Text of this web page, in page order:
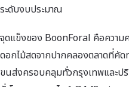
ระดับงบประมาณ
จุดแข็งของ BoonForal คือความค
ดอกไม้สดจากปากคลองตลาดที่คั
ขนส่งครอบคลุมทั่วกรุงเทพและป